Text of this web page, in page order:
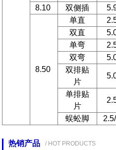
8.10 双侧插
8.50
单直
双直
单弯
双弯
双排贴
片
单排贴
片
蜈蚣脚
热销产品 / HOT PRODUCTS